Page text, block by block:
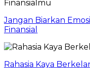
Jangan Biarkan
Finansial
Rahasia Kaya